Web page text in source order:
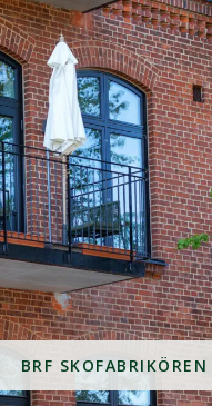
BRF SKOFABRIKÖREN